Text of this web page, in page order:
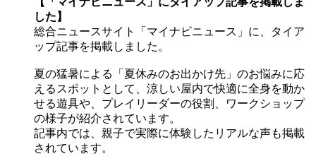
した】
総合ニュースサイト「マイナビニュース」に、タイア
ップ記事を掲載しました。
夏の猛暑による「夏休みのお出かけ先」のお悩みに応
えるスポットとして、涼しい屋内で快適に全身を動か
せる遊具や、プレイリーダーの役割、ワークショップ
の様子が紹介されています。
記事内では、親子で実際に体験したリアルな声も掲載
されています。